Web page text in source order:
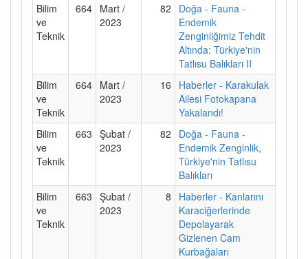
Bilim
ve
Teknik
664 Mart /
2023
82
Doğa - Fauna -
Endemik
Zenginliğimiz Tehdit
Altında: Türkiye'nin
Tatlısu Balıkları II
Bilim
ve
Teknik
664 Mart /
2023
16
Haberler - Karakulak
Ailesi Fotokapana
Yakalandı!
Bilim
ve
Teknik
663 Şubat /
2023
82
Doğa - Fauna -
Endemik Zenginlik,
Türkiye'nin Tatlısu
Balıkları
Bilim
ve
Teknik
663 Şubat /
2023
8
Haberler - Kanlarını
Karaciğerlerinde
Depolayarak
Gizlenen Cam
Kurbağaları